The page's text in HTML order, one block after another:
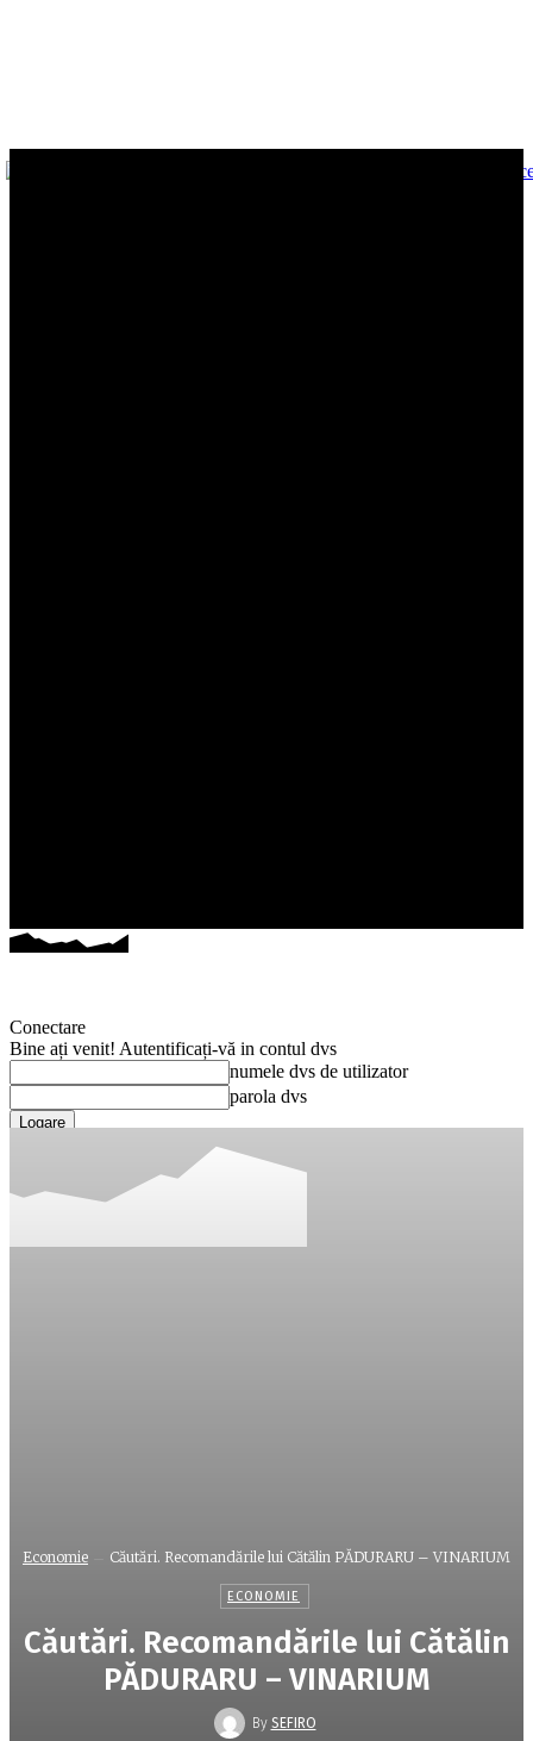
Conectare
Bine ați venit! Autentificați-vă in contul dvs
numele dvs de utilizator
parola dvs
Ați uitat parola? obține ajutor
Recuperați-vă parola
Economie Căutări. Recomandările lui Cătălin PĂDURARU – VINARIUM
ECONOMIE
Căutări. Recomandările lui Cătălin
PĂDURARU – VINARIUM
By SEFIRO